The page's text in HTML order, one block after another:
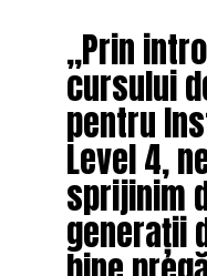
„Prin
cursului
pentru
Level 4,
sprijinim
generații